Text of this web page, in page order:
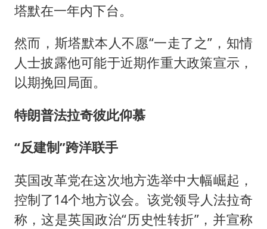
塔默在一年内下台。
然而，斯塔默本人不愿“一走了之”，知情
人士披露他可能于近期作重大政策宣示，
以期挽回局面。
特朗普法拉奇彼此仰慕
“反建制”跨洋联手
英国改革党在这次地方选举中大幅崛起，
控制了14个地方议会。该党领导人法拉奇
称，这是英国政治“历史性转折”，并宣称